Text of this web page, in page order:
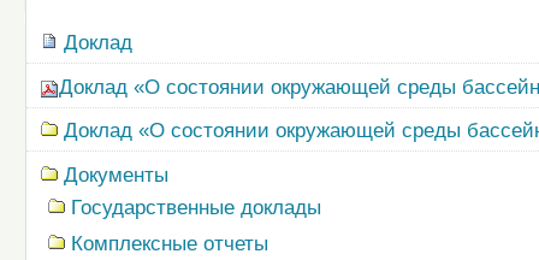
Доклад
Доклад «О состоянии окружающей среды
Доклад «О состоянии окружающей среды
Документы
Государственные доклады
Комплексные отчеты